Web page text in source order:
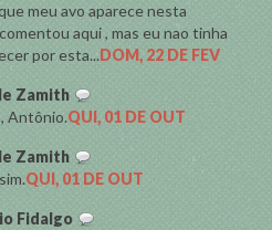
meu avo aparece nesta
aqui , mas eu nao tinha
por esta...DOM, 22 DE FEV
Zamith
Antônio.QUI, 01 DE OUT
Zamith
QUI, 01 DE OUT
Fidalgo